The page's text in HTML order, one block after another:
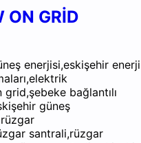
GRİD
enerjisi,eskişehir enerji
bağlantılı
güneş
santrali,rüzgar